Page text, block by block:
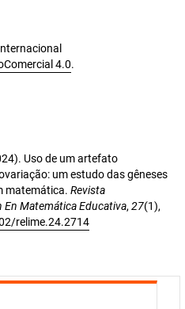
4.0.
Uso de um artefato
um estudo das gêneses
matemática. Revista
En Matemática Educativa, 27(1),
relime.24.2714